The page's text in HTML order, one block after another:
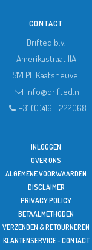
CONTACT
Drifted b.v.
Amerikastraat 11A
5171 PL Kaatsheuvel
info@drifted.nl
+31 (0)416 - 222068
INLOGGEN
OVER ONS
ALGEMENE VOORWAARDEN
DISCLAIMER
PRIVACY POLICY
BETAALMETHODEN
VERZENDEN & RETOURNEREN
KLANTENSERVICE - CONTACT